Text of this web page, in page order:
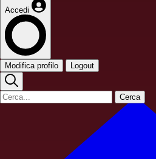
Accedi
Modifica profilo Logout
Cerca